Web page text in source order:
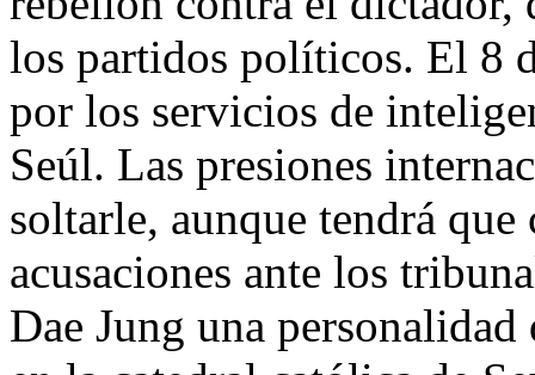
los partidos políticos. El 8
por los servicios de
Seúl. Las presiones
soltarle, aunque tendrá que
acusaciones ante los
Dae Jung una